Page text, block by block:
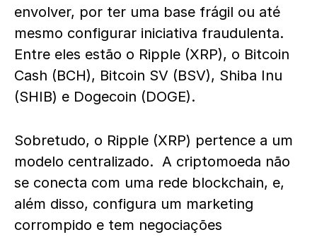
envolver, por ter uma base frágil ou até
mesmo configurar iniciativa fraudulenta.
Entre eles estão o Ripple (XRP), o Bitcoin
Cash (BCH), Bitcoin SV (BSV), Shiba Inu
(SHIB) e Dogecoin (DOGE).
Sobretudo, o Ripple (XRP) pertence a um
modelo centralizado. A criptomoeda não
se conecta com uma rede blockchain, e,
além disso, configura um marketing
corrompido e tem negociações